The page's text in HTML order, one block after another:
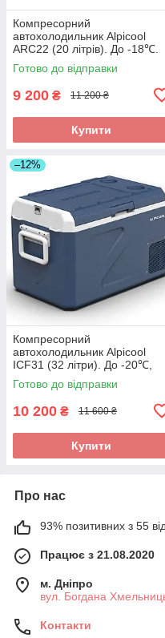
Компресорний
автохолодильник Alpicool
ARC22 (20 літрів). До -18℃.
(12, 24 вольт)
Готово до відправки
9 200 ₴ 11 200 ₴
Купити
–12%
Компресорний
автохолодильник Alpicool
ICF31 (32 літри). До -20℃,
(12, 24, 220 вольт)
Готово до відправки
10 200 ₴ 11 600 ₴
Купити
Про нас
93% позитивних з 55
Працює з 21.08.2020
м. Дніпро
вул. Богдана
Контакти